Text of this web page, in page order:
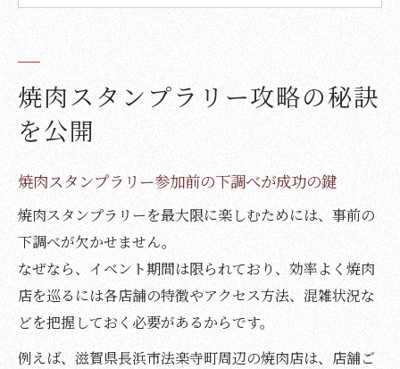
焼肉スタンプラリーで失敗しない店舗選び
法楽寺町で満喫する焼肉イベントの魅力
焼肉イベントならではの地域グルメの楽し
み方
焼肉店巡りとラーメン店の組み合わせ術
焼肉イベント参加時のおすすめタイミング
焼肉の魅力を引き出す地元食材の工夫
効率よく焼肉巡りを楽しむ実践術
焼肉スタンプラリーを活用した効率的な巡
焼肉スタンプラリー攻略の秘訣
を公開
焼肉スタンプラリー参加前の下調べが成功の鍵
焼肉スタンプラリーを最大限に楽しむためには、事前の
下調べが欠かせません。
なぜなら、イベント期間は限られており、効率よく焼肉
店を巡るには各店舗の特徴やアクセス方法、混雑状況な
どを把握しておく必要があるからです。
例えば、滋賀県長浜市法楽寺町周辺の焼肉店は、店舗ご